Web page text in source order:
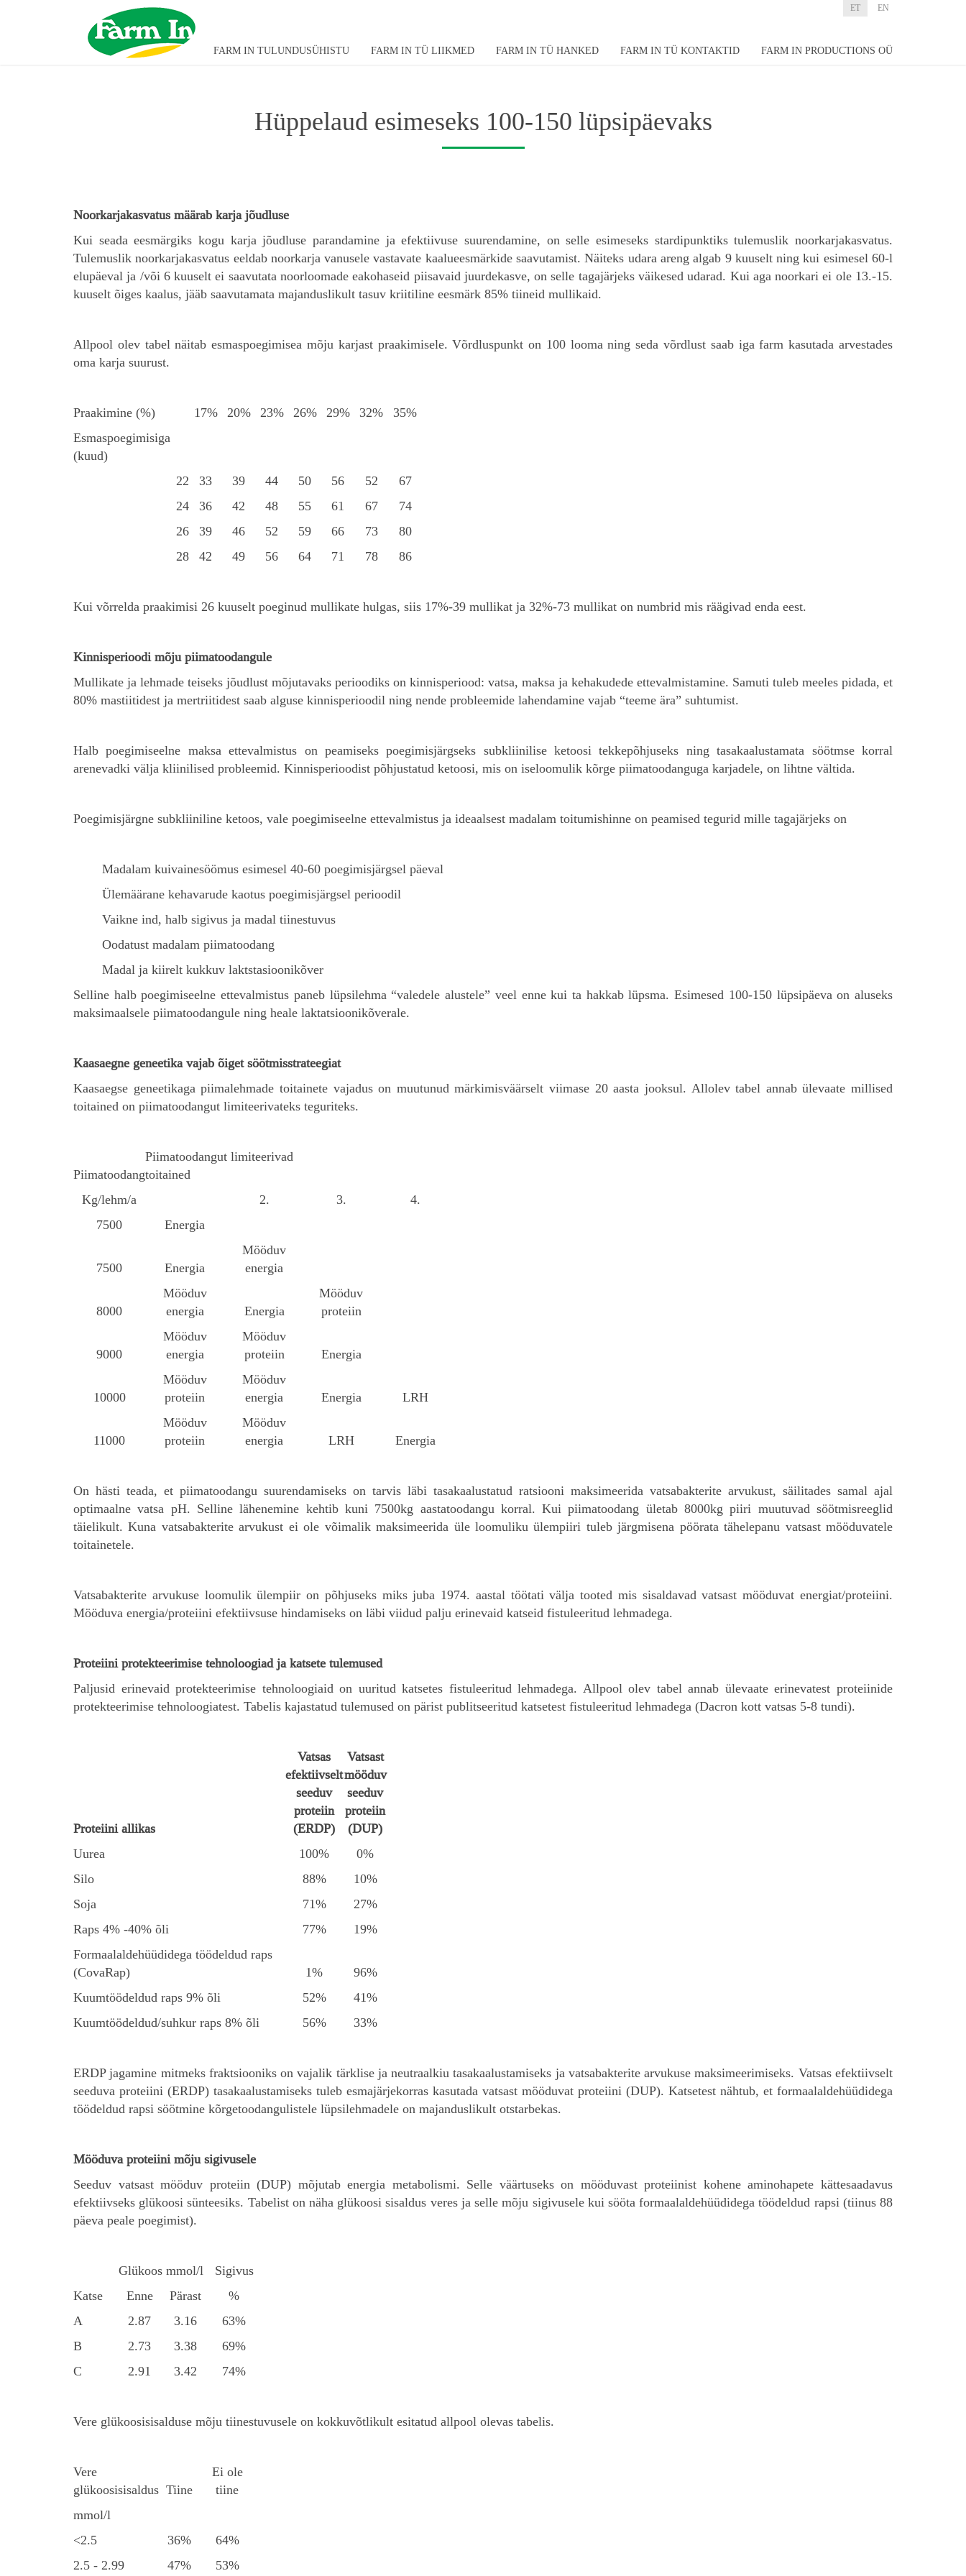
ET EN
FARM IN TULUNDUSÜHISTU FARM IN TÜ LIIKMED FARM IN TÜ HANKED FARM IN TÜ KONTAKTID FARM IN PRODUCTIONS OÜ
Hüppelaud esimeseks 100-150 lüpsipäevaks
Noorkarjakasvatus määrab karja jõudluse
Kui seada eesmärgiks kogu karja jõudluse parandamine ja efektiivuse suurendamine, on selle esimeseks stardipunktiks tulemuslik noorkarjakasvatus.
Tulemuslik noorkarjakasvatus eeldab noorkarja vanusele vastavate kaalueesmärkide saavutamist. Näiteks udara areng algab 9 kuuselt ning kui esimesel 60-l
elupäeval ja /või 6 kuuselt ei saavutata noorloomade eakohaseid piisavaid juurdekasve, on selle tagajärjeks väikesed udarad. Kui aga noorkari ei ole 13.-15.
kuuselt õiges kaalus, jääb saavutamata majanduslikult tasuv kriitiline eesmärk 85% tiineid mullikaid.
Allpool olev tabel näitab esmaspoegimisea mõju karjast praakimisele. Võrdluspunkt on 100 looma ning seda võrdlust saab iga farm kasutada arvestades
oma karja suurust.
Praakimine (%) 17% 20% 23% 26% 29% 32%
35%
Esmaspoegimisiga
(kuud)
22
33 39 44 50 56 52
67
24
36 42 48 55 61 67
74
26
39 46 52 59 66 73
80
28
42 49 56 64 71 78 86
Kui võrrelda praakimisi 26 kuuselt poeginud mullikate hulgas, siis 17%-39 mullikat ja 32%-73 mullikat on numbrid mis räägivad enda eest.
Kinnisperioodi mõju piimatoodangule
Mullikate ja lehmade teiseks jõudlust mõjutavaks perioodiks on kinnisperiood: vatsa, maksa ja kehakudede ettevalmistamine. Samuti tuleb meeles pidada, et
80% mastiitidest ja mertriitidest saab alguse kinnisperioodil ning nende probleemide lahendamine vajab “teeme ära” suhtumist.
Halb poegimiseelne maksa ettevalmistus on peamiseks poegimisjärgseks subkliinilise ketoosi tekkepõhjuseks ning tasakaalustamata söötmse korral
arenevadki välja kliinilised probleemid. Kinnisperioodist põhjustatud ketoosi, mis on iseloomulik kõrge piimatoodanguga karjadele, on lihtne vältida.
Poegimisjärgne subkliiniline ketoos, vale poegimiseelne ettevalmistus ja ideaalsest madalam toitumishinne on peamised tegurid mille tagajärjeks on
Madalam kuivainesöömus esimesel 40-60 poegimisjärgsel päeval
Ülemäärane kehavarude kaotus poegimisjärgsel perioodil
Vaikne ind, halb sigivus ja madal tiinestuvus
Oodatust madalam piimatoodang
Madal ja kiirelt kukkuv laktstasioonikõver
Selline halb poegimiseelne ettevalmistus paneb lüpsilehma “valedele alustele” veel enne kui ta hakkab lüpsma. Esimesed 100-150 lüpsipäeva on aluseks
maksimaalsele piimatoodangule ning heale laktatsioonikõverale.
Kaasaegne geneetika vajab õiget söötmisstrateegiat
Kaasaegse geneetikaga piimalehmade toitainete vajadus on muutunud märkimisväärselt viimase 20 aasta jooksul. Allolev tabel annab ülevaate millised
toitained on piimatoodangut limiteerivateks teguriteks.
Piimatoodang
Piimatoodangut limiteerivad
toitained
Kg/lehm/a
2. 3.
4.
7500
Energia
7500 Energia
Mööduv
energia
8000
Mööduv
energia
Energia
Mööduv
proteiin
9000
Mööduv
energia
Mööduv
proteiin
Energia
10000
Mööduv
proteiin
Mööduv
energia
Energia LRH
11000
Mööduv
proteiin
Mööduv
energia
LRH Energia
On hästi teada, et piimatoodangu suurendamiseks on tarvis läbi tasakaalustatud ratsiooni maksimeerida vatsabakterite arvukust, säilitades samal ajal
optimaalne vatsa pH. Selline lähenemine kehtib kuni 7500kg aastatoodangu korral. Kui piimatoodang ületab 8000kg piiri muutuvad söötmisreeglid
täielikult. Kuna vatsabakterite arvukust ei ole võimalik maksimeerida üle loomuliku ülempiiri tuleb järgmisena pöörata tähelepanu vatsast mööduvatele
toitainetele.
Vatsabakterite arvukuse loomulik ülempiir on põhjuseks miks juba 1974. aastal töötati välja tooted mis sisaldavad vatsast mööduvat energiat/proteiini.
Mööduva energia/proteiini efektiivsuse hindamiseks on läbi viidud palju erinevaid katseid fistuleeritud lehmadega.
Proteiini protekteerimise tehnoloogiad ja katsete tulemused
Paljusid erinevaid protekteerimise tehnoloogiaid on uuritud katsetes fistuleeritud lehmadega. Allpool olev tabel annab ülevaate erinevatest proteiinide
protekteerimise tehnoloogiatest. Tabelis kajastatud tulemused on pärist publitseeritud katsetest fistuleeritud lehmadega (Dacron kott vatsas 5-8 tundi).
Proteiini allikas
Vatsas
efektiivselt
seeduv
proteiin
(ERDP)
Vatsast
mööduv
seeduv
proteiin
(DUP)
Uurea
100%
0%
Silo
88%
10%
Soja
71%
27%
Raps 4% -40% õli
77%
19%
Formaalaldehüüdidega töödeldud raps
(CovaRap)
1%
96%
Kuumtöödeldud raps 9% õli
52%
41%
Kuumtöödeldud/suhkur raps 8% õli
56% 33%
ERDP jagamine mitmeks fraktsiooniks on vajalik tärklise ja neutraalkiu tasakaalustamiseks ja vatsabakterite arvukuse maksimeerimiseks. Vatsas efektiivselt
seeduva proteiini (ERDP) tasakaalustamiseks tuleb esmajärjekorras kasutada vatsast mööduvat proteiini (DUP). Katsetest nähtub, et formaalaldehüüdidega
töödeldud rapsi söötmine kõrgetoodangulistele lüpsilehmadele on majanduslikult otstarbekas.
Mööduva proteiini mõju sigivusele
Seeduv vatsast mööduv proteiin (DUP) mõjutab energia metabolismi. Selle väärtuseks on mööduvast proteiinist kohene aminohapete kättesaadavus
efektiivseks glükoosi sünteesiks. Tabelist on näha glükoosi sisaldus veres ja selle mõju sigivusele kui sööta formaalaldehüüdidega töödeldud rapsi (tiinus 88
päeva peale poegimist).
Glükoos mmol/l
Sigivus
Katse
Enne Pärast
%
A
2.87 3.16
63%
B
2.73 3.38
69%
C
2.91 3.42 74%
Vere glükoosisisalduse mõju tiinestuvusele on kokkuvõtlikult esitatud allpool olevas tabelis.
Vere
glükoosisisaldus Tiine
Ei ole
tiine
mmol/l
<2.5
36%
64%
2.5 - 2.99
47% 53%